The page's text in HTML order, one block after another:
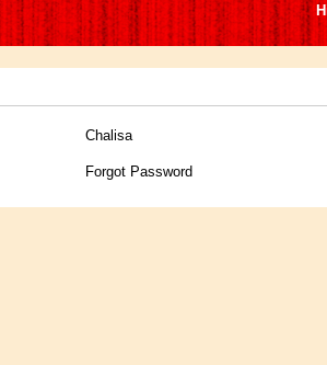
Chalisa
Forgot Password